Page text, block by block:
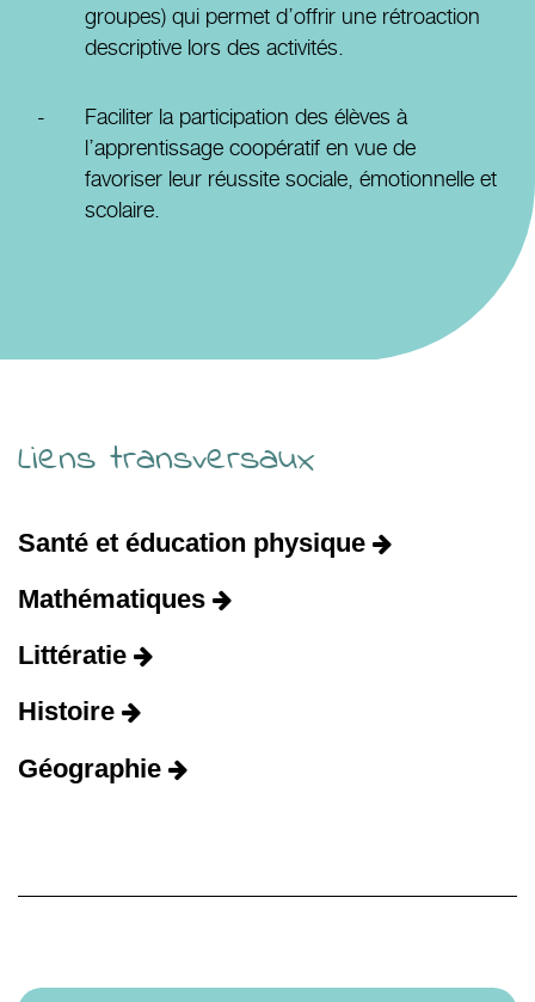
groupes) qui permet d’offrir une rétroaction
descriptive lors des activités.
Faciliter la participation des élèves à
l’apprentissage coopératif en vue de
favoriser leur réussite sociale, émotionnelle et
scolaire.
Liens transversaux
Santé et éducation physique
Mathématiques
Littératie
Histoire
Géographie